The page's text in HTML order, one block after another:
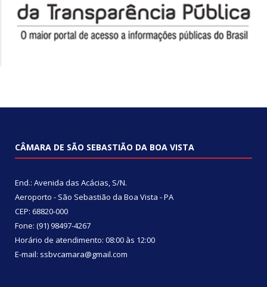
CÂMARA DE SÃO SEBASTIÃO DA BOA VISTA
End.: Avenida das Acácias, S/N.
Aeroporto - São Sebastião da Boa Vista - PA
CEP: 68820-000
Fone: (91) 98497-4267
Horário de atendimento: 08:00 às 12:00
E-mail: ssbvcamara@gmail.com